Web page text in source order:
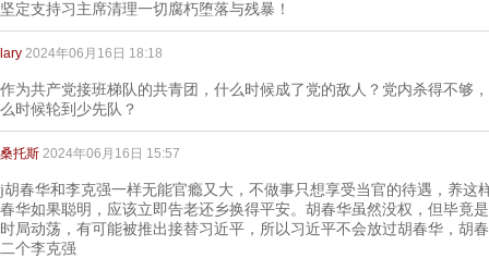
坚定支持习主席清理一切腐朽堕落与残暴！
lary 2024年06月16日 18:18
作为共产党接班梯队的共青团，什么时候成了党的敌人？党内杀得不够
么时候轮到少先队？
桑托斯 2024年06月16日 15:57
j胡春华和李克强一样无能官瘾又大，不做事只想享受当官的待遇，养这
春华如果聪明，应该立即告老还乡换得平安。胡春华虽然没权，但毕竟
时局动荡，有可能被推出接替习近平，所以习近平不会放过胡春华，胡
二个李克强